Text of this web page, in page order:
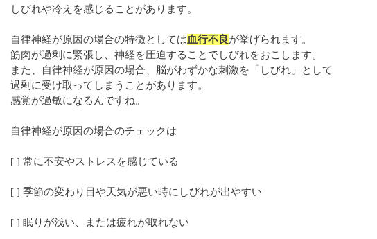
しびれや冷えを感じることがあります。
自律神経が原因の場合の特徴としては血行不良が挙げられます。
筋肉が過剰に緊張し、神経を圧迫することでしびれをおこします。
また、自律神経が原因の場合、脳がわずかな刺激を「しびれ」として
過剰に受け取ってしまうことがあります。
感覚が過敏になるんですね。
自律神経が原因の場合のチェックは
[ ] 常に不安やストレスを感じている
[ ] 季節の変わり目や天気が悪い時にしびれが出やすい
[ ] 眠りが浅い、または疲れが取れない